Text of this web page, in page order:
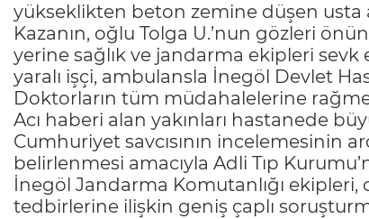
yükseklikten beton zemine düşen usta
Kazanın, oğlu Tolga U.’nun gözleri
yerine sağlık ve jandarma ekipleri
yaralı işçi, ambulansla İnegöl Devlet
Doktorların tüm müdahalelerine
Acı haberi alan yakınları hastanede
Cumhuriyet savcısının incelemesinin
belirlenmesi amacıyla Adli Tıp
İnegöl Jandarma Komutanlığı
tedbirlerine ilişkin geniş çaplı